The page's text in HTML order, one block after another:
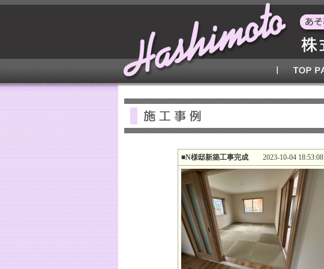
■N様邸新築工事完成 2023-10-04 18:53:08